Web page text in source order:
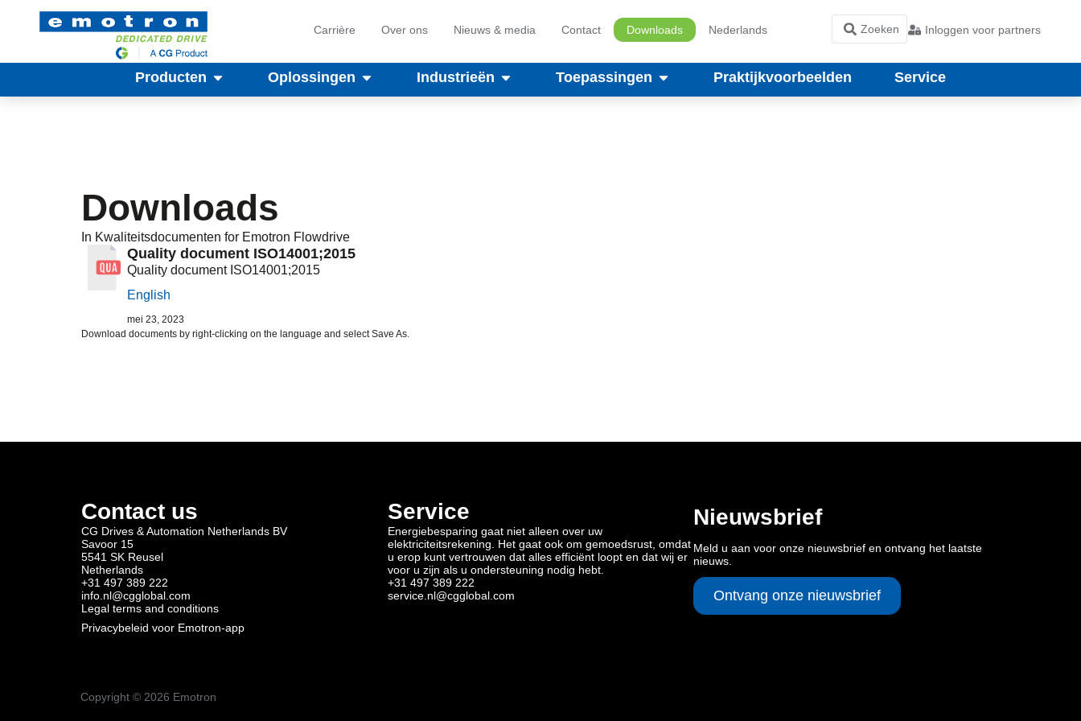
Carrière Over ons Nieuws & media Contact Downloads Nederlands Inloggen voor partners
Producten Oplossingen Industrieën Toepassingen Praktijkvoorbeelden Service
Downloads
In Kwaliteitsdocumenten for Emotron Flowdrive
Quality document ISO14001;2015
Quality document ISO14001;2015
English
mei 23, 2023
Download documents by right-clicking on the language and select Save As.
Contact us
CG Drives & Automation Netherlands BV
Savoor 15
5541 SK Reusel
Netherlands
+31 497 389 222
info.nl@cgglobal.com
Legal terms and conditions
Privacybeleid voor Emotron-app
Service
Energiebesparing gaat niet alleen over uw
elektriciteitsrekening. Het gaat ook om gemoedsrust, omdat
u erop kunt vertrouwen dat alles efficiënt loopt en dat wij er
voor u zijn als u ondersteuning nodig hebt.
+31 497 389 222
service.nl@cgglobal.com
Nieuwsbrief
Meld u aan voor onze nieuwsbrief en ontvang het laatste
nieuws.
Ontvang onze nieuwsbrief
Copyright © 2026 Emotron